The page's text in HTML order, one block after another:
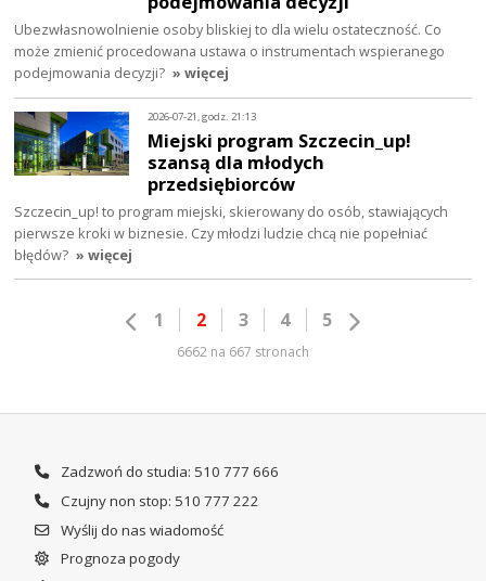
Ubezwłasnowolnienie osoby bliskiej to dla wielu ostateczność. Co
może zmienić procedowana ustawa o instrumentach wspieranego
podejmowania decyzji? » więcej
2026-07-21, godz. 21:13
Miejski program Szczecin_up!
szansą dla młodych
przedsiębiorców
Szczecin_up! to program miejski, skierowany do osób, stawiających
pierwsze kroki w biznesie. Czy młodzi ludzie chcą nie popełniać
błędów? » więcej
1 2 3 4 5
6662 na 667 stronach
Zadzwoń do studia: 510 777 666
Czujny non stop: 510 777 222
Wyślij do nas wiadomość
Prognoza pogody